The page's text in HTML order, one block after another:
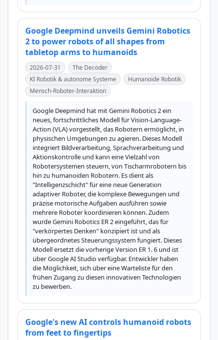
Google Deepmind unveils Gemini Robotics
2 to power robots of all shapes from
tabletop arms to humanoids
2026-07-31
The Decoder
KI Robotik & autonome Systeme
Humanoide Robotik
Mensch-Roboter-Interaktion
Google Deepmind hat mit Gemini Robotics 2 ein
neues, fortschrittliches Modell für Vision-Language-
Action (VLA) vorgestellt, das Robotern ermöglicht, in
physischen Umgebungen zu agieren. Dieses Modell
integriert Bildverarbeitung, Sprachverarbeitung und
Aktionskontrolle und kann eine Vielzahl von
Robotersystemen steuern, von Tischarmrobotern bis
hin zu humanoiden Robotern. Es dient als
"Intelligenzschicht" für eine neue Generation
adaptiver Roboter, die komplexe Bewegungen und
präzise motorische Aufgaben ausführen sowie
mehrere Roboter koordinieren können. Zudem
wurde Gemini Robotics ER 2 eingeführt, das für
"verkörpertes Denken" konzipiert ist und als
übergeordnetes Steuerungssystem fungiert. Dieses
Modell ersetzt die vorherige Version ER 1. 6 und ist
über Google AI Studio verfügbar. Entwickler haben
die Möglichkeit, sich über eine Warteliste für den
frühen Zugang zu diesen innovativen Technologien
zu bewerben.
Google's new AI controls humanoid robots
from feet to fingertips